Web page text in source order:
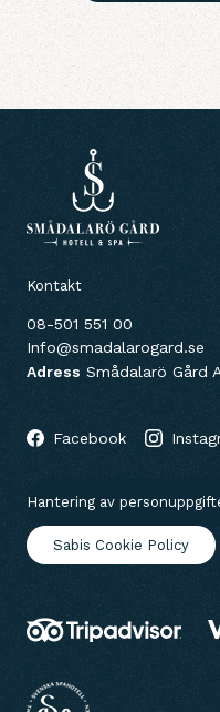
Kontakt
08-501 551 00
Info@smadalarogard.se
Adress Smådalarö Gård
Facebook
Hantering av
Sabis Cookie Policy